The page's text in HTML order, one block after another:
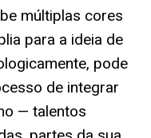
múltiplas cores
para a ideia de
pode
de integrar
— talentos